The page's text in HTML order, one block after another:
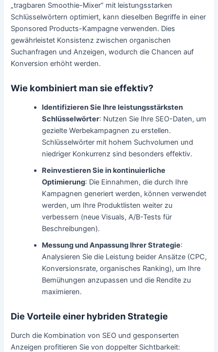
„tragbaren Smoothie-Mixer“ mit leistungsstarken
Schlüsselwörtern optimiert, kann dieselben Begriffe in einer
Sponsored Products-Kampagne verwenden. Dies
gewährleistet Konsistenz zwischen organischen
Suchanfragen und Anzeigen, wodurch die Chancen auf
Konversion erhöht werden.
Wie kombiniert man sie effektiv?
Identifizieren Sie Ihre leistungsstärksten
Schlüsselwörter: Nutzen Sie Ihre SEO-Daten, um
gezielte Werbekampagnen zu erstellen.
Schlüsselwörter mit hohem Suchvolumen und
niedriger Konkurrenz sind besonders effektiv.
Reinvestieren Sie in kontinuierliche
Optimierung: Die Einnahmen, die durch Ihre
Kampagnen generiert werden, können verwendet
werden, um Ihre Produktlisten weiter zu
verbessern (neue Visuals, A/B-Tests für
Beschreibungen).
Messung und Anpassung Ihrer Strategie:
Analysieren Sie die Leistung beider Ansätze (CPC,
Konversionsrate, organisches Ranking), um Ihre
Bemühungen anzupassen und die Rendite zu
maximieren.
Die Vorteile einer hybriden Strategie
Durch die Kombination von SEO und gesponserten
Anzeigen profitieren Sie von doppelter Sichtbarkeit: